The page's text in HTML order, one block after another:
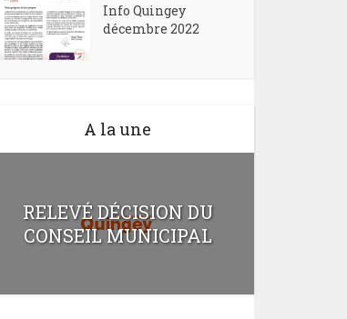
Info Quingey
décembre 2022
A la une
RELEVÉ DÉCISION DU
CONSEIL MUNICIPAL